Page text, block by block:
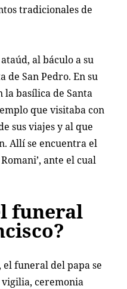
tradicionales de
al báculo a su
San Pedro. En su
basílica de Santa
que visitaba con
sus viajes y al que
Allí se encuentra el
ante el cual
funeral
funeral del papa se
ceremonia